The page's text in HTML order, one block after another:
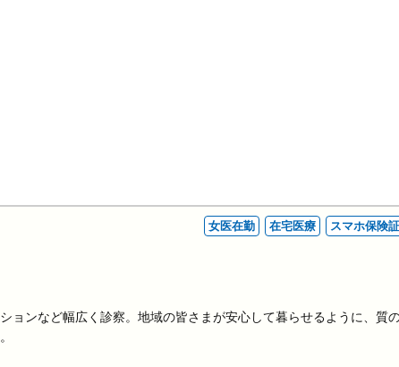
女医在勤 在宅医療 スマホ保険証
ョンなど幅広く診察。地域の皆さまが安心して暮らせるように、質